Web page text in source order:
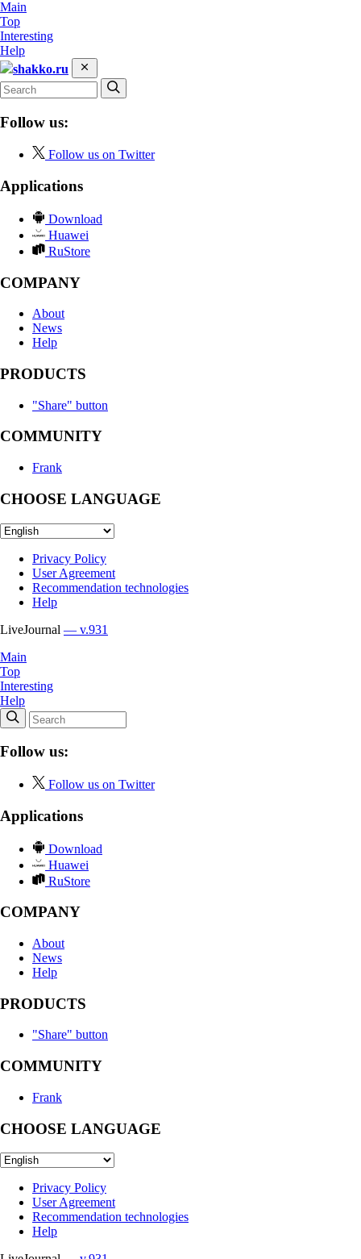
Main
Top
Interesting
Help
shakko.ru
Follow us:
Follow us on Twitter
Applications
Download
Huawei
RuStore
COMPANY
About
News
Help
PRODUCTS
"Share" button
COMMUNITY
Frank
CHOOSE LANGUAGE
Privacy Policy
User Agreement
Recommendation technologies
Help
LiveJournal — v.931
Main
Top
Interesting
Help
Follow us:
Follow us on Twitter
Applications
Download
Huawei
RuStore
COMPANY
About
News
Help
PRODUCTS
"Share" button
COMMUNITY
Frank
CHOOSE LANGUAGE
Privacy Policy
User Agreement
Recommendation technologies
Help